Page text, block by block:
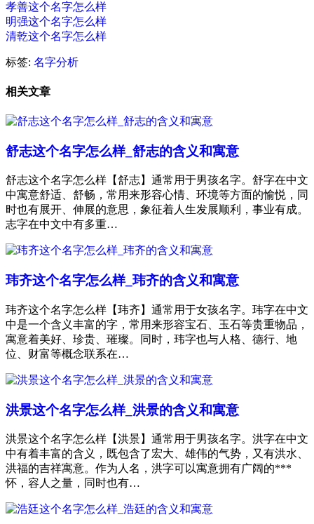
孝善这个名字怎么样
明强这个名字怎么样
清乾这个名字怎么样
标签: 名字分析
相关文章
舒志这个名字怎么样_舒志的含义和寓意
舒志这个名字怎么样【舒志】通常用于男孩名字。舒字在中文
中寓意舒适、舒畅，常用来形容心情、环境等方面的愉悦，同
时也有展开、伸展的意思，象征着人生发展顺利，事业有成。
志字在中文中有多重…
玮齐这个名字怎么样_玮齐的含义和寓意
玮齐这个名字怎么样【玮齐】通常用于女孩名字。玮字在中文
中是一个含义丰富的字，常用来形容宝石、玉石等贵重物品，
寓意着美好、珍贵、璀璨。同时，玮字也与人格、德行、地
位、财富等概念联系在…
洪景这个名字怎么样_洪景的含义和寓意
洪景这个名字怎么样【洪景】通常用于男孩名字。洪字在中文
中有着丰富的含义，既包含了宏大、雄伟的气势，又有洪水、
洪福的吉祥寓意。作为人名，洪字可以寓意拥有广阔的***
怀，容人之量，同时也有…